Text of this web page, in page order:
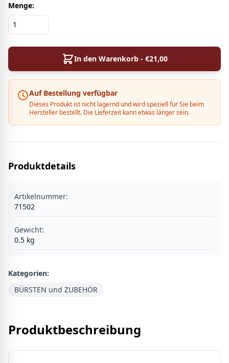
Menge:
In den Warenkorb - €21,00
Auf Bestellung verfügbar
Dieses Produkt ist nicht lagernd und wird speziell für Sie beim
Hersteller bestellt. Die Lieferzeit kann etwas länger sein.
Produktdetails
Artikelnummer:
71502
Gewicht:
0.5 kg
Kategorien:
BÜRSTEN und ZUBEHÖR
Produktbeschreibung